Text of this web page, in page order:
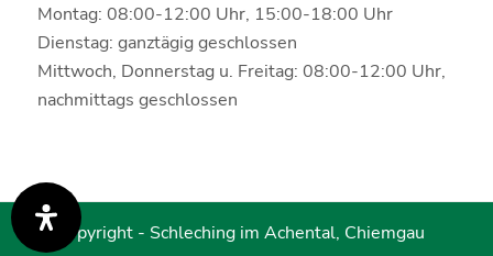
Montag: 08:00-12:00 Uhr, 15:00-18:00 Uhr
Dienstag: ganztägig geschlossen
Mittwoch, Donnerstag u. Freitag: 08:00-12:00 Uhr,
nachmittags geschlossen
© Copyright - Schleching im Achental, Chiemgau